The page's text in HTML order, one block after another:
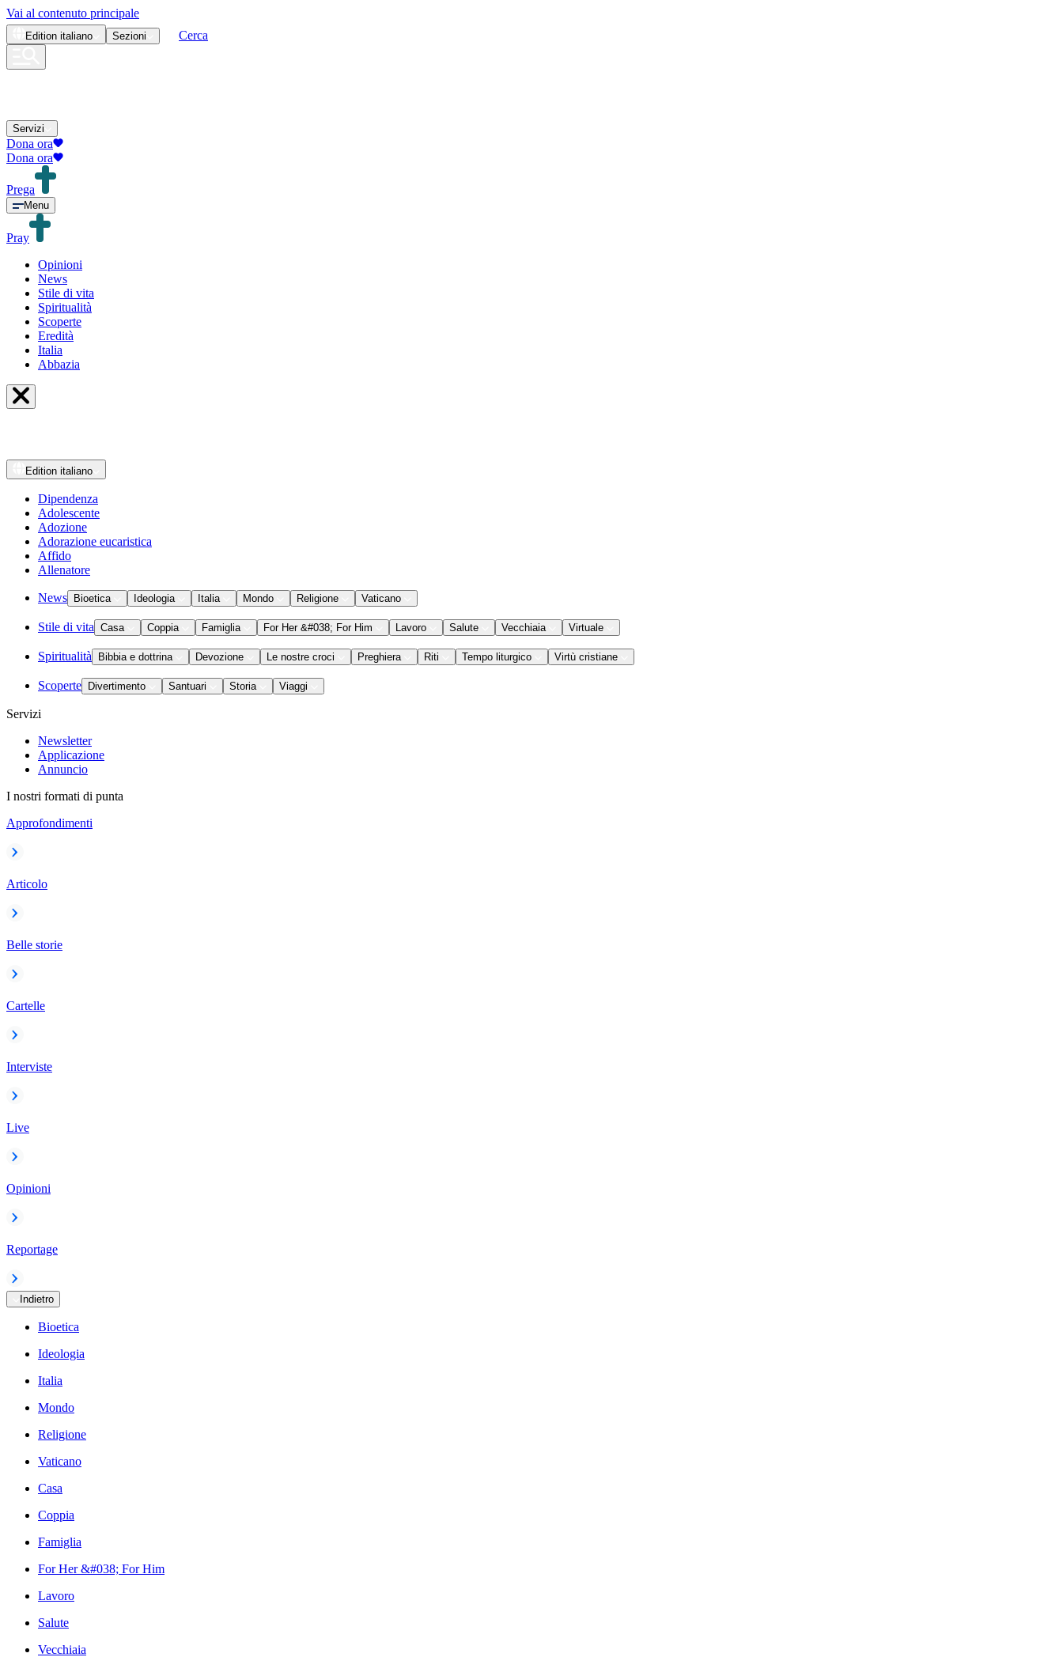
Vai al contenuto principale
Edition italiano Sezioni Cerca
Servizi
Dona ora
Dona ora
Prega
Menu
Pray
Opinioni
News
Stile di vita
Spiritualità
Scoperte
Eredità
Italia
Abbazia
Edition italiano
Dipendenza
Adolescente
Adozione
Adorazione eucaristica
Affido
Allenatore
News Bioetica Ideologia Italia Mondo Religione Vaticano
Stile di vita Casa Coppia Famiglia For Her &#038; For Him Lavoro Salute Vecchiaia Virtuale
Spiritualità Bibbia e dottrina Devozione Le nostre croci Preghiera Riti Tempo liturgico Virtù cristiane
Scoperte Divertimento Santuari Storia Viaggi
Servizi
Newsletter
Applicazione
Annuncio
I nostri formati di punta
Approfondimenti
Articolo
Belle storie
Cartelle
Interviste
Live
Opinioni
Reportage
Indietro
Bioetica
Ideologia
Italia
Mondo
Religione
Vaticano
Casa
Coppia
Famiglia
For Her &#038; For Him
Lavoro
Salute
Vecchiaia